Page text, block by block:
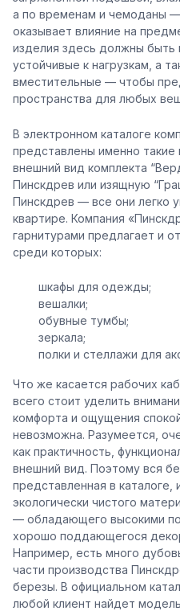
а по временам и чемоданы —
оказывает влияние на
изделия здесь должны быть
устойчивые к нагрузкам, а
вместительные — чтобы
пространства для любых
В электронном каталоге
представлены именно такие
внешний вид комплекта
Пинскдрев или изящную
Пинскдрев — все они легко
квартире. Компания
гарнитурами предлагает и
среди которых:
шкафы для одежды;
вешалки;
обувные тумбы;
зеркала;
полки и стеллажи для
Что же касается рабочих
всего стоит уделить
комфорта и ощущения
невозможна. Разумеется,
как практичность,
внешний вид. Поэтому вся
представленная в каталоге,
экологически чистого
— обладающего высокими
хорошо поддающегося
Например, есть много
части производства
березы. В официальном
любой клиент найдет